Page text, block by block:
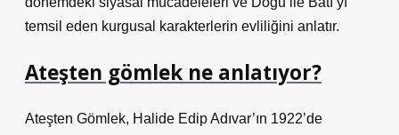
temsil eden kurgusal karakterlerin evliliğini anlatır.
Ateşten gömlek ne anlatıyor?
Ateşten Gömlek, Halide Edip Adıvar’ın 1922’de